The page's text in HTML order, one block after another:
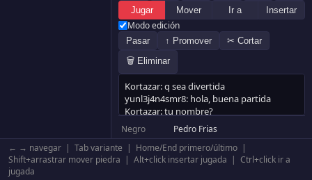
Jugar Mover Ir a Insertar
Modo edición
Pasar ↑ Promover
✂ Cortar
🗑 Eliminar
Negro
Pedro Frias
Blanco
José María Onega Murray
Resultado
Negro +35.5
← → navegar | Tab variante | Home/End primero/último |
Shift+arrastrar mover piedra | Alt+click insertar jugada | Ctrl+click ir a
jugada